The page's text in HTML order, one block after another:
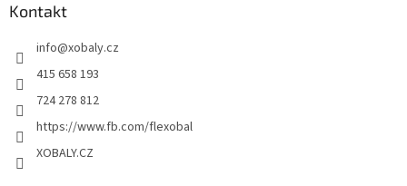
Kontakt
info@xobaly.cz
415 658 193
724 278 812
https://www.fb.com/flexobal
XOBALY.CZ